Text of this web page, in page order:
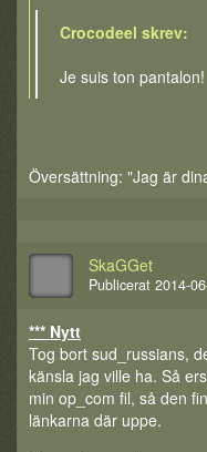
Crocodeel skrev:
Je suis ton pantalon!
Översättning: "Jag är
SkaGGet
Publicerat 2014-
*** Nytt
Tog bort sud_russians,
känsla jag ville ha. Så
min op_com fil, så den
länkarna där uppe.